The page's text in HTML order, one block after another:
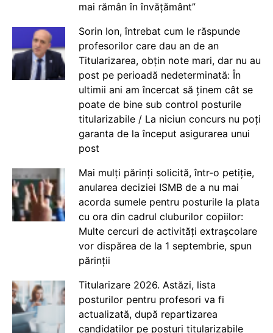
mai rămân în învățământ”
Sorin Ion, întrebat cum le răspunde
profesorilor care dau an de an
Titularizarea, obțin note mari, dar nu au
post pe perioadă nedeterminată: În
ultimii ani am încercat să ținem cât se
poate de bine sub control posturile
titularizabile / La niciun concurs nu poți
garanta de la început asigurarea unui
post
Mai mulți părinți solicită, într-o petiție,
anularea deciziei ISMB de a nu mai
acorda sumele pentru posturile la plata
cu ora din cadrul cluburilor copiilor:
Multe cercuri de activități extrașcolare
vor dispărea de la 1 septembrie, spun
părinții
Titularizare 2026. Astăzi, lista
posturilor pentru profesori va fi
actualizată, după repartizarea
candidaților pe posturi titularizabile